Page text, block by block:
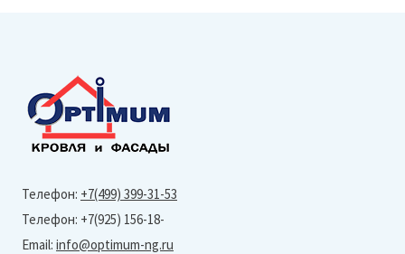
Телефон: +7(499) 399-31-53
Телефон: +7(925) 156-18-
Email: info@optimum-ng.ru